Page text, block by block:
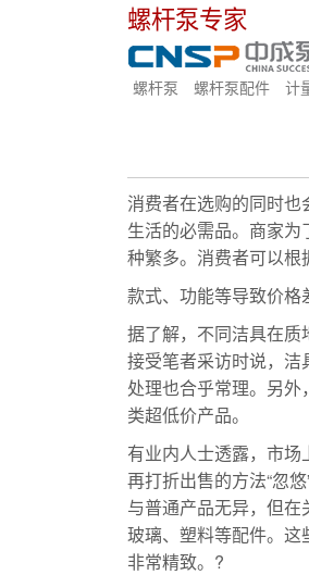
螺杆泵专家
螺杆泵
螺杆泵配件 计
消费者在选购的同时
生活的必需品。商家
种繁多。消费者可以根
款式、功能等导致价格
据了解，不同洁具在
接受笔者采访时说，
处理也合乎常理。另
类超低价产品。
有业内人士透露，市
再打折出售的方法“忽
与普通产品无异，但
玻璃、塑料等配件。这
非常精致。?